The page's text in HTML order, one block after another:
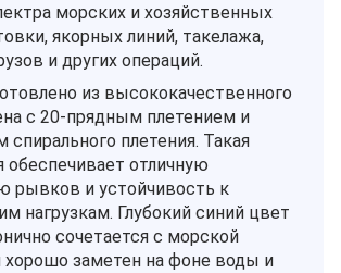
морских и хозяйственных
якорных линий, такелажа,
и других операций.
из высококачественного
с 20‑прядным плетением и
спирального плетения. Такая
обеспечивает отличную
рывков и устойчивость к
нагрузкам. Глубокий синий цвет
сочетается с морской
хорошо заметен на фоне воды и